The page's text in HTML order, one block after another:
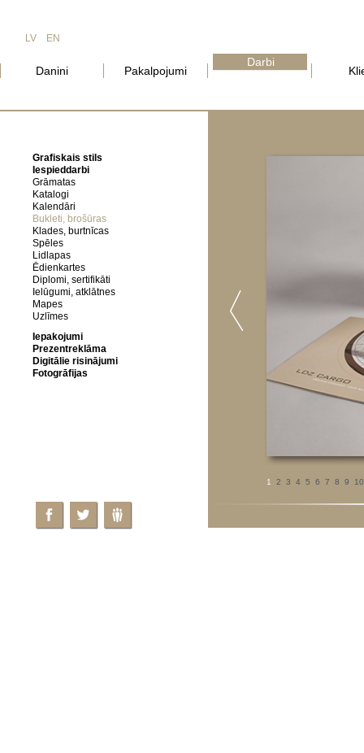
LV EN
Danini Pakalpojumi
Darbi
Grafiskais stils
Iespieddarbi
Grāmatas
Katalogi
Kalendāri
Bukleti, brošūras
Klades, burtnīcas
Spēles
Lidlapas
Ēdienkartes
Diplomi, sertifikāti
Ielūgumi, atklātnes
Mapes
Uzlīmes
Iepakojumi
Prezentreklāma
Digitālie risinājumi
Fotogrāfijas
1 2 3 4 5 6 7 8 9 10